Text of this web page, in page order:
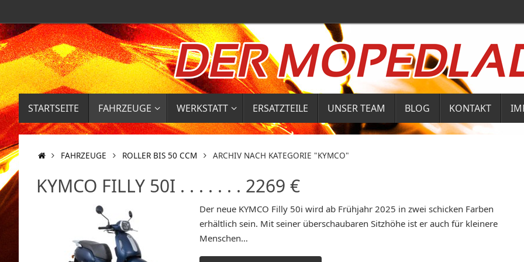
Inhalt
springen
ZUM
INHALT
SPRINGEN
STARTSEITE FAHRZEUGE WERKSTATT ERSATZTEILE UNSER TEAM BLOG KONTAKT
STARTFAHRZEUGE ROLLER BIS 50 CCM ARCHIV NACH KATEGORIE "KYMCO"
KYMCO FILLY 50I . . . . . . . 2269 €
Der neue KYMCO Filly 50i wird ab Frühjahr 2025 in zwei schicken Farben
erhältlich sein. Mit seiner überschaubaren Sitzhöhe ist er auch für kleinere
Menschen…